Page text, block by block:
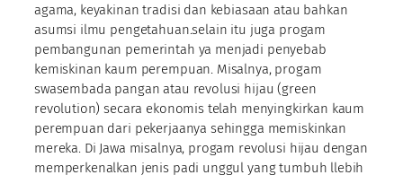
agama, keyakinan tradisi dan kebiasaan atau bahkan
asumsi ilmu pengetahuan.selain itu juga progam
pembangunan pemerintah ya menjadi penyebab
kemiskinan kaum perempuan. Misalnya, progam
swasembada pangan atau revolusi hijau (green
revolution) secara ekonomis telah menyingkirkan kaum
perempuan dari pekerjaanya sehingga memiskinkan
mereka. Di Jawa misalnya, progam revolusi hijau dengan
memperkenalkan jenis padi unggul yang tumbuh llebih